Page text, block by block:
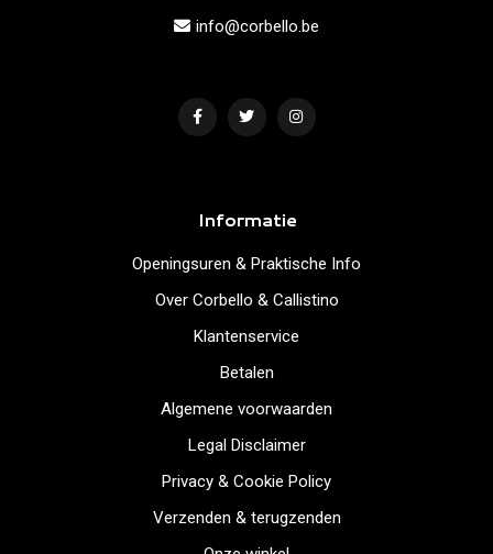
info@corbello.be
Informatie
Openingsuren & Praktische Info
Over Corbello & Callistino
Klantenservice
Betalen
Algemene voorwaarden
Legal Disclaimer
Privacy & Cookie Policy
Verzenden & terugzenden